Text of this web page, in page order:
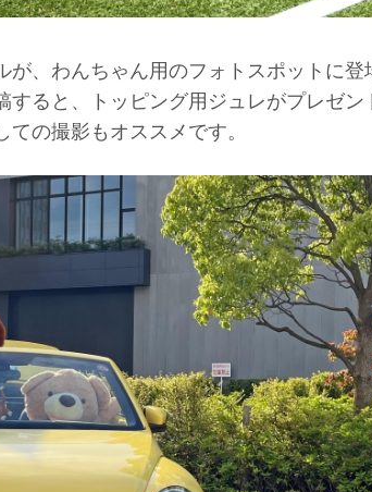
が、わんちゃん用のフォトスポットに
すると、トッピング用ジュレがプレゼ
の撮影もオススメです。